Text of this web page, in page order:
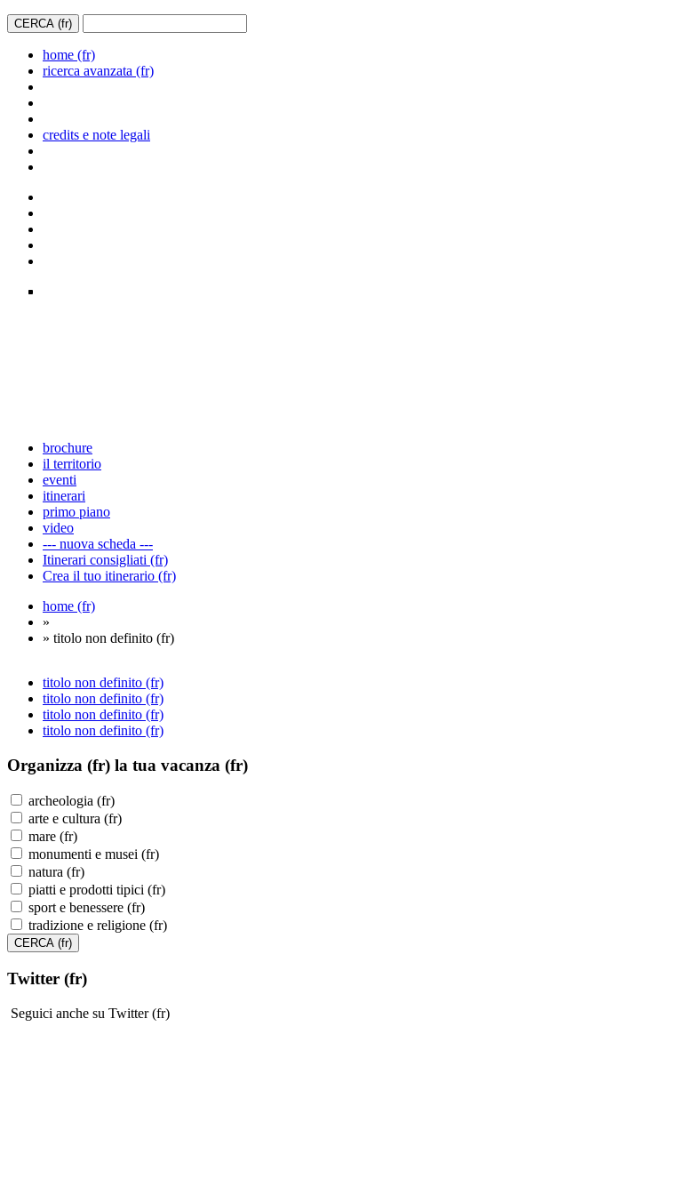
home (fr)
ricerca avanzata (fr)
credits e note legali
brochure
il territorio
eventi
itinerari
primo piano
video
--- nuova scheda ---
Itinerari consigliati (fr)
Crea il tuo itinerario (fr)
home (fr)
»
» titolo non definito (fr)
titolo non definito (fr)
titolo non definito (fr)
titolo non definito (fr)
titolo non definito (fr)
Organizza (fr) la tua vacanza (fr)
archeologia (fr)
arte e cultura (fr)
mare (fr)
monumenti e musei (fr)
natura (fr)
piatti e prodotti tipici (fr)
sport e benessere (fr)
tradizione e religione (fr)
Twitter (fr)
Seguici anche su Twitter (fr)